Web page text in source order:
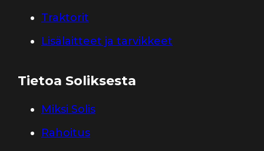
Traktorit
Lisälaitteet ja tarvikkeet
Tietoa Soliksesta
Miksi Solis
Rahoitus